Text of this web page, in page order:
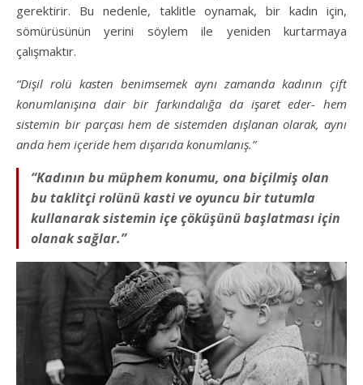
gerektirir. Bu nedenle, taklitle oynamak, bir kadın için,
sömürüsünün yerini söylem ile yeniden kurtarmaya
çalışmaktır.
“Dişil rolü kasten benimsemek aynı zamanda kadının çift
konumlanışına dair bir farkındalığa da işaret eder- hem
sistemin bir parçası hem de sistemden dışlanan olarak, aynı
anda hem içeride hem dışarıda konumlanış.”
“Kadının bu müphem konumu, ona biçilmiş olan
bu taklitçi rolünü kasti ve oyuncu bir tutumla
kullanarak sistemin içe çöküşünü başlatması için
olanak sağlar.”